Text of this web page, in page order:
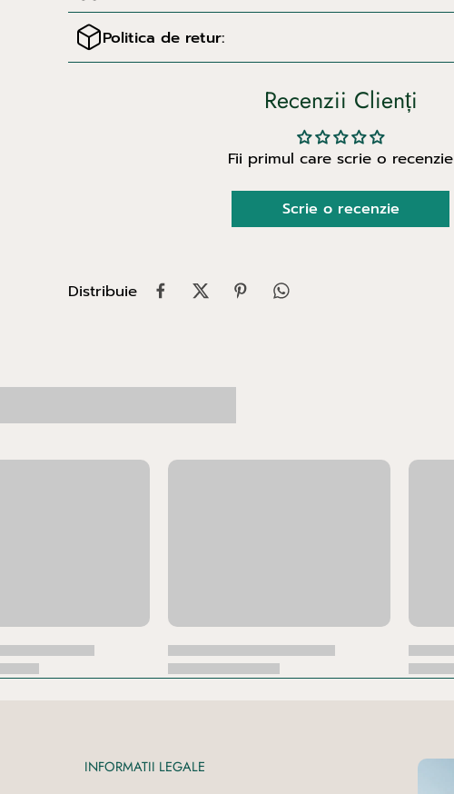
Politica de retur:
Recenzii Clienți
Fii primul care scrie o recenzie
Scrie o recenzie
Distribuie
INFORMATII LEGALE